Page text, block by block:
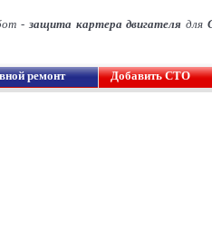
- защита картера двигателя для
ремонт Добавить СТО